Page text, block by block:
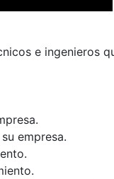
e ingenieros
empresa.